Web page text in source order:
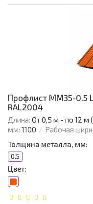
Профлист ММ35-0.5
RAL2004
Длина: От 0,5 м - по 12 м
мм: 1100 Рабочая
Толщина металла, мм:
0.5
Цвет: